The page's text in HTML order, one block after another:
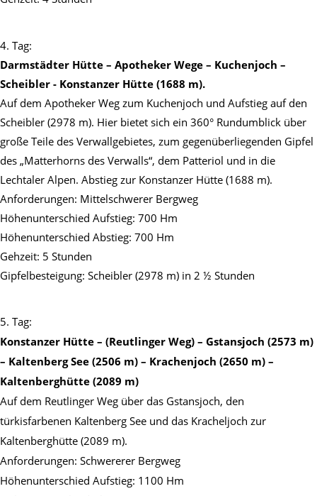
4. Tag:
Darmstädter Hütte – Apotheker Wege – Kuchenjoch –
Scheibler - Konstanzer Hütte (1688 m).
Auf dem Apotheker Weg zum Kuchenjoch und Aufstieg auf den
Scheibler (2978 m). Hier bietet sich ein 360° Rundumblick über
große Teile des Verwallgebietes, zum gegenüberliegenden Gipfel
des „Matterhorns des Verwalls“, dem Patteriol und in die
Lechtaler Alpen. Abstieg zur Konstanzer Hütte (1688 m).
Anforderungen: Mittelschwerer Bergweg
Höhenunterschied Aufstieg: 700 Hm
Höhenunterschied Abstieg: 700 Hm
Gehzeit: 5 Stunden
Gipfelbesteigung: Scheibler (2978 m) in 2 ½ Stunden
5. Tag:
Konstanzer Hütte – (Reutlinger Weg) – Gstansjoch (2573 m)
– Kaltenberg See (2506 m) – Krachenjoch (2650 m) –
Kaltenberghütte (2089 m)
Auf dem Reutlinger Weg über das Gstansjoch, den
türkisfarbenen Kaltenberg See und das Kracheljoch zur
Kaltenberghütte (2089 m).
Anforderungen: Schwererer Bergweg
Höhenunterschied Aufstieg: 1100 Hm